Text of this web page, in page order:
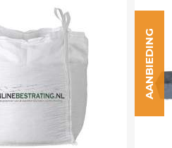
AANBIEDING